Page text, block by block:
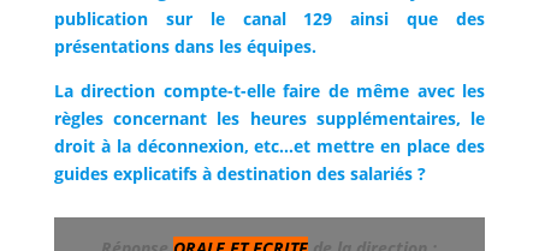
publication sur le canal 129 ainsi que des
présentations dans les équipes.
La direction compte-t-elle faire de même avec les
règles concernant les heures supplémentaires, le
droit à la déconnexion, etc…et mettre en place des
guides explicatifs à destination des salariés ?